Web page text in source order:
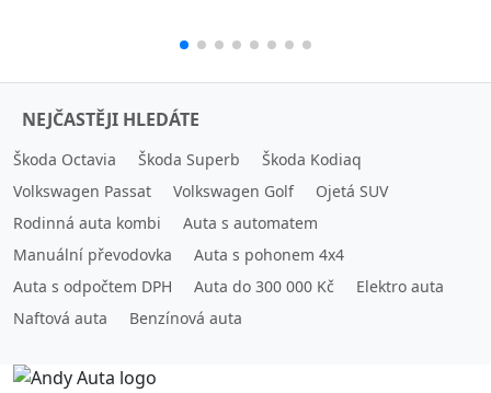
NEJČASTĚJI HLEDÁTE
Škoda Octavia Škoda Superb
Škoda Kodiaq
Volkswagen Passat
Volkswagen Golf
Ojetá SUV
Rodinná auta kombi
Auta s automatem
Manuální převodovka
Auta s pohonem 4x4
Auta s odpočtem DPH
Auta do 300 000 Kč
Elektro auta
Naftová auta
Benzínová auta